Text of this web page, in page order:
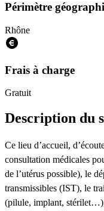
Périmètre
Rhône
Frais à charge
Gratuit
Description du
Ce lieu d’accueil,
consultation médicales
de l’utérus possible), le
transmissibles (IST), le
(pilule, implant,